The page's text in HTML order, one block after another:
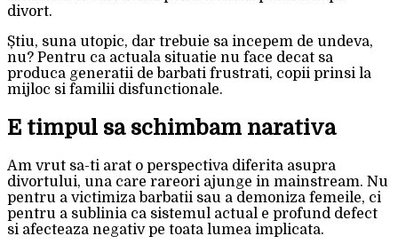
divort.
Știu, suna utopic, dar trebuie sa incepem de undeva,
nu? Pentru ca actuala situatie nu face decat sa
produca generatii de barbati frustrati, copii prinsi la
mijloc si familii disfunctionale.
E timpul sa schimbam narativa
Am vrut sa-ti arat o perspectiva diferita asupra
divortului, una care rareori ajunge in mainstream. Nu
pentru a victimiza barbatii sau a demoniza femeile, ci
pentru a sublinia ca sistemul actual e profund defect
si afecteaza negativ pe toata lumea implicata.